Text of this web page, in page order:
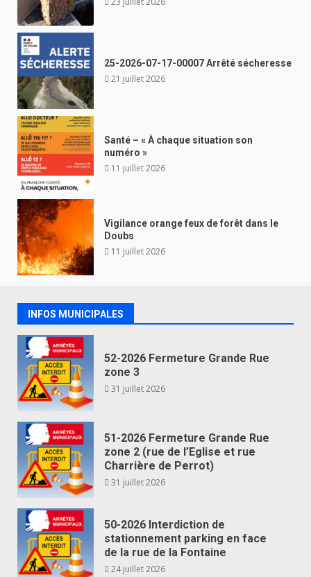
25-2026-07-17-00007 Arrêté sécheresse
21 juillet 2026
Santé – « À chaque situation son
numéro »
11 juillet 2026
Vigilance orange feux de forêt dans le
Doubs
11 juillet 2026
INFOS MUNICIPALES
52-2026 Fermeture Grande Rue
zone 3
31 juillet 2026
51-2026 Fermeture Grande Rue
zone 2 (rue de l’Eglise et rue
Charrière de Perrot)
31 juillet 2026
50-2026 Interdiction de
stationnement parking en face
de la rue de la Fontaine
24 juillet 2026